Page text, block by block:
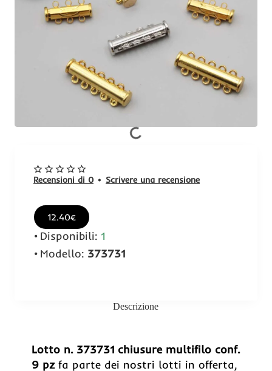
Recensioni di 0 • Scrivere una recensione
12.40€
Disponibili: 1
Modello: 373731
Descrizione
Lotto n. 373731 chiusure multifilo conf.
9 pzfa parte dei nostri lotti in offerta,